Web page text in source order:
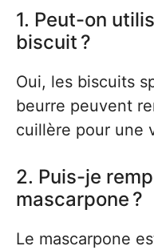
1. Peut-on
biscuit ?
Oui, les biscuits
beurre peuvent
cuillère pour une
2. Puis-je
mascarpone ?
Le mascarpone